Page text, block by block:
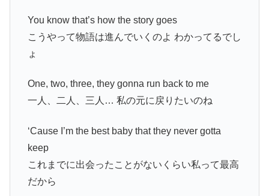
You know that’s how the story goes
こうやって物語は進んでいくのよ わかってるでし
ょ
One, two, three, they gonna run back to me
一人、二人、三人… 私の元に戻りたいのね
‘Cause I’m the best baby that they never gotta
keep
これまでに出会ったことがないくらい私って最高
だから